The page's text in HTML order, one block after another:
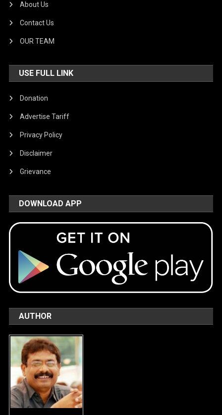
About Us
Contact Us
OUR TEAM
USE FULL LINK
Donation
Advertise Tariff
Privacy Policy
Disclaimer
Grievance
DOWNLOAD APP
AUTHOR